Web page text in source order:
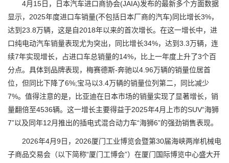
4月15日，日本汽车进口商协会(JAIA)发布的最新多个方面数据
显示，2025年度进口车销量(不包括日本厂商的汽车)同比增长3%，
达到23.8万辆，这是自2018年以来的首次增长。在这一增长中，进
口纯电动汽车销量表现尤为突出，同比增长34%，达到3.3万辆，连
续7年实现增长，占进口车总销量的14%，比上一年度上升了3个百
分点。具体到品牌表现，梅赛德斯-奔驰以4.96万辆的销量位居首
位，但同比下降了6%;宝马以3.4万辆的销量位列第二，同比减少
7%。值得注意的是，比亚迪在日本市场的销量实现了显著增长，销
量翻倍至4536辆。这一增长主要得益于2025年4月上市的SUV“海狮
7”以及同年12月推出的插电式混合动力车“海狮6”的强劲销售表现。
2026年4月9日，2026厦门工业博览会暨第30届海峡两岸机械电
子商品交易会（以下简称“厦门工博会”）在厦门国际博览中心盛大开